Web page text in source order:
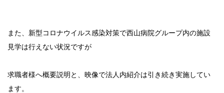
また、新型コロナウイルス感染対策で西山病院グループ内の施設
見学は行えない状況ですが
求職者様へ概要説明と、映像で法人内紹介は引き続き実施してい
ます。